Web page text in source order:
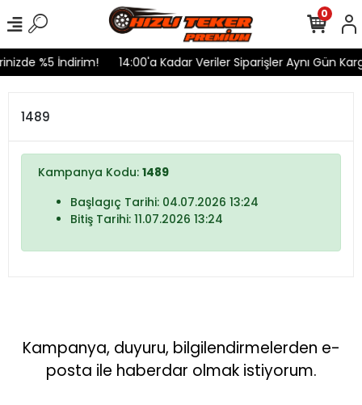
%5 İndirim! 14:00'a Kadar Veriler Siparişler Aynı Gün
0
1489
Kampanya Kodu: 1489
Başlagıç Tarihi: 04.07.2026 13:24
Bitiş Tarihi: 11.07.2026 13:24
Kampanya, duyuru, bilgilendirmelerden e-
posta ile haberdar olmak istiyorum.